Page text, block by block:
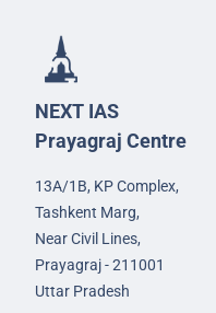
NEXT IAS
Prayagraj Centre
13A/1B, KP Complex,
Tashkent Marg,
Near Civil Lines,
Prayagraj - 211001
Uttar Pradesh